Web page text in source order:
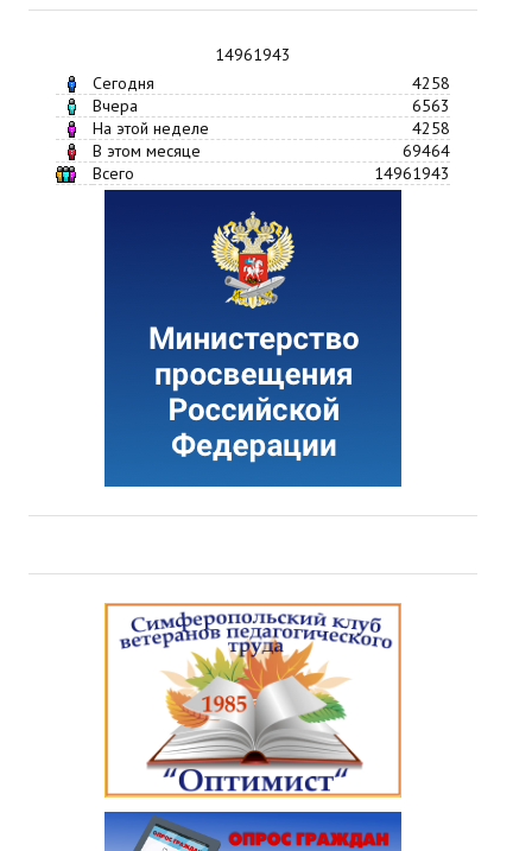
14961943
Сегодня
4258
Вчера
6563
На этой неделе
4258
В этом месяце
69464
Всего
14961943